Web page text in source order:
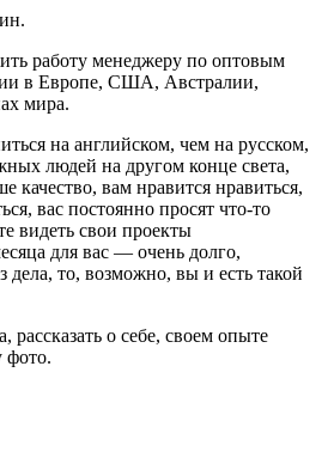
работу менеджеру по оптовым
в Европе, США, Австралии,
мира.
на английском, чем на русском,
людей на другом конце света,
качество, вам нравится нравиться,
вас постоянно просят что-то
видеть свои проекты
для вас — очень долго,
дела, то, возможно, вы и есть такой
рассказать о себе, своем опыте
фото.